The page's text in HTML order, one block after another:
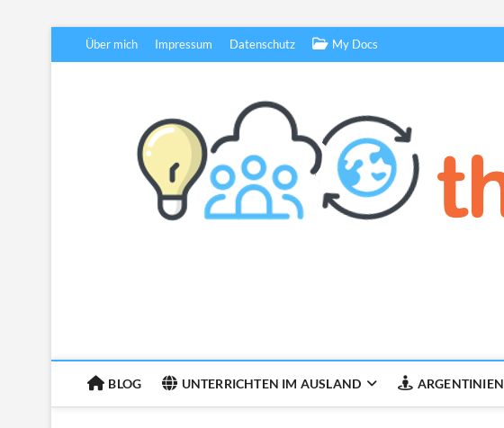
Über mich Impressum Datenschutz My Docs
BLOG UNTERRICHTEN IM AUSLAND ARGENTINIEN